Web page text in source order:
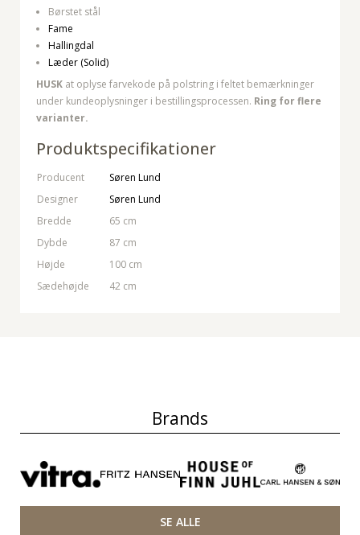
Børstet stål
Fame
Hallingdal
Læder (Solid)
HUSK at oplyse farvekode på polstring i feltet bemærkninger
under kundeoplysninger i bestillingsprocessen. Ring for flere
varianter.
Produktspecifikationer
Producent
Søren Lund
Designer
Søren Lund
Bredde
65 cm
Dybde
87 cm
Højde
100 cm
Sædehøjde
42 cm
Brands
SE ALLE